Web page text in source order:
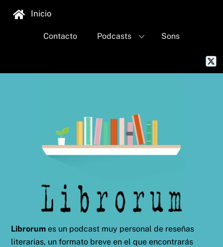
Inicio
Contacto Podcasts Sons
Librorum es un podcast muy personal de reseñas
literarias, un formato breve en el que encontrarás